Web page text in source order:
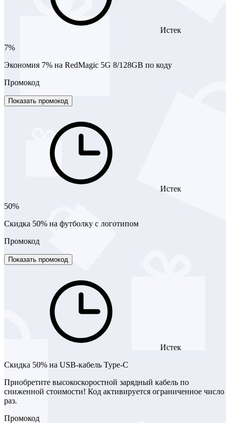
Истек
7%
Экономия 7% на RedMagic 5G 8/128GB по коду
Промокод
Показать промокод
Истек
50%
Скидка 50% на футболку с логотипом
Промокод
Показать промокод
Истек
Скидка 50% на USB-кабель Type-C
Приобретите высокоскоростной зарядный кабель по
сниженной стоимости! Код активируется ограниченное число
раз.
Промокод